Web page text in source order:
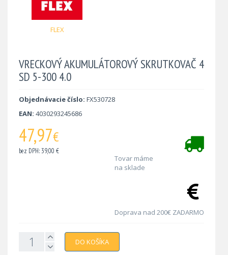
FLEX
VRECKOVÝ AKUMULÁTOROVÝ SKRUTKOVAČ 4
SD 5-300 4.0
Objednávacie číslo: FX530728
EAN: 4030293245686
47,97€
bez DPH: 39,00 €
Tovar máme
na sklade
Doprava nad 200€ ZADARMO
DO KOŠÍKA